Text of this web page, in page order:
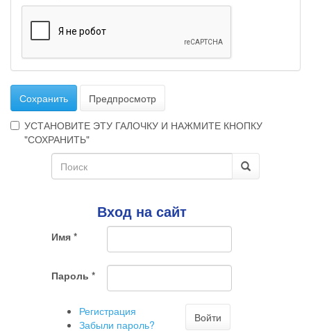
Сохранить
Предпросмотр
УСТАНОВИТЕ ЭТУ ГАЛОЧКУ И НАЖМИТЕ КНОПКУ
"СОХРАНИТЬ"
галочка
ненужный
комментарий
Форма
поиска
Вход на сайт
Имя *
Пароль *
Регистрация
Забыли пароль?
Войти